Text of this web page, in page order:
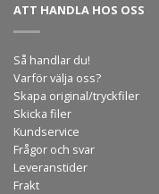
ATT HANDLA HOS OSS
Så handlar du!
Varför välja oss?
Skapa original/tryckfiler
Skicka filer
Kundservice
Frågor och svar
Leveranstider
Frakt